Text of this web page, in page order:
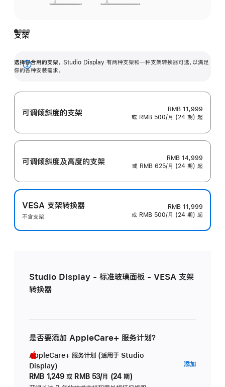
支架
选择你合用的支架。 Studio Display 有两种支架和一种支架转换器可选，以满足
你的各种安装需求。
展
可调倾斜度的支架
RMB 11,999
或 RMB 500/月 (24 期) 起
可调倾斜度及高‍度的支‍架
RMB 14,999
或 RMB 625/月 (24 期) 起
VESA 支架转换器
不含支架
RMB 11,999
或 RMB 500/月 (24 期) 起
Studio Display - 标准玻璃面板 - VESA 支架
转换器
是否要添加 AppleCare+ 服务计划？
AppleCare+ 服务计划 (适用于 Studio
Display)
RMB 1,249 或 RMB 53/月 (24 期)
添加